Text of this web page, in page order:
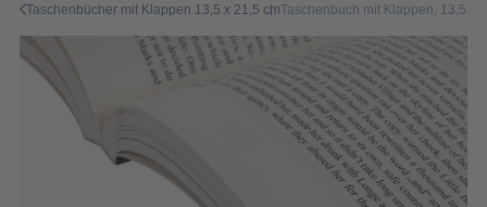
Taschenbücher mit Klappen 13,5 x 21,5 cmTaschenbuch mit Klappen, 13,5 x